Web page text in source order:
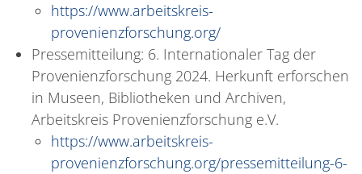
https://www.arbeitskreis-
provenienzforschung.org/
Pressemitteilung: 6. Internationaler Tag der
Provenienzforschung 2024. Herkunft erforschen
in Museen, Bibliotheken und Archiven,
Arbeitskreis Provenienzforschung e.V.
https://www.arbeitskreis-
provenienzforschung.org/pressemitteilung-6-